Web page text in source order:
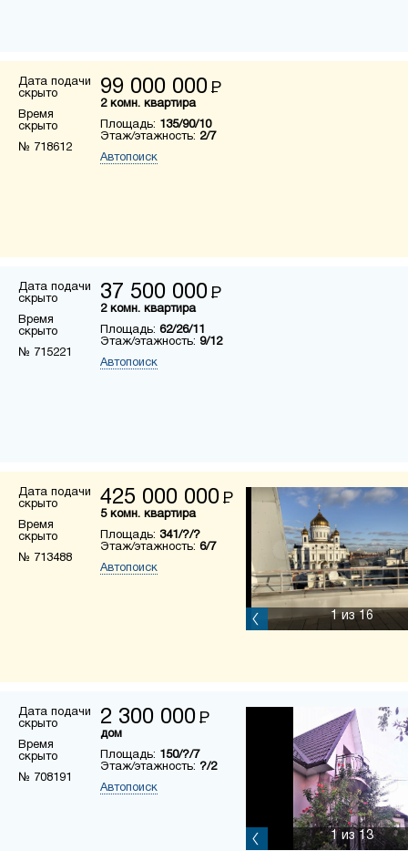
Дата подачи
скрыто
Время
скрыто
№ 718612
99 000 000 Р
2 комн. квартира
Площадь: 135/90/10
Этаж/этажность: 2/7
Автопоиск
Дата подачи
скрыто
Время
скрыто
№ 715221
37 500 000 Р
2 комн. квартира
Площадь: 62/26/11
Этаж/этажность: 9/12
Автопоиск
Дата подачи
скрыто
Время
скрыто
№ 713488
425 000 000 Р
5 комн. квартира
Площадь: 341/?/?
Этаж/этажность: 6/7
Автопоиск
1из 16
Дата подачи
скрыто
Время
скрыто
№ 708191
2 300 000 Р
дом
Площадь: 150/?/7
Этаж/этажность: ?/2
Автопоиск
1 из 13